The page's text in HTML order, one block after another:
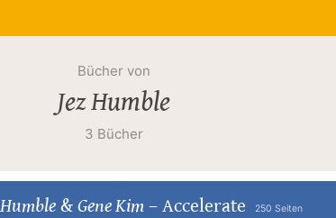
Bücher von
Jez Humble
3 Bücher
Humble& Gene Kim– Accelerate 250 Seiten